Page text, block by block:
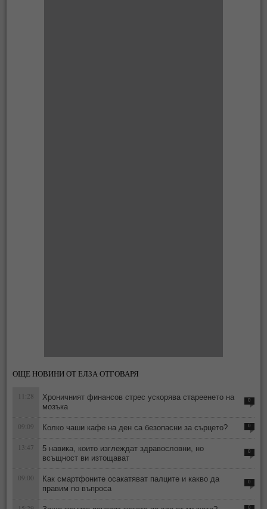
ОЩЕ НОВИНИ ОТ ЕЛЗА ОТГОВАРЯ
11:28
Хроничният финансов стрес ускорява стареенето на
мозъка
0
09:09 Колко чаши кафе на ден са безопасни за сърцето? 0
13:47
5 навика, които изглеждат здравословни, но
всъщност ви изтощават
0
09:00
Как смартфоните осакатяват палците и какво да
правим по въпроса
0
0